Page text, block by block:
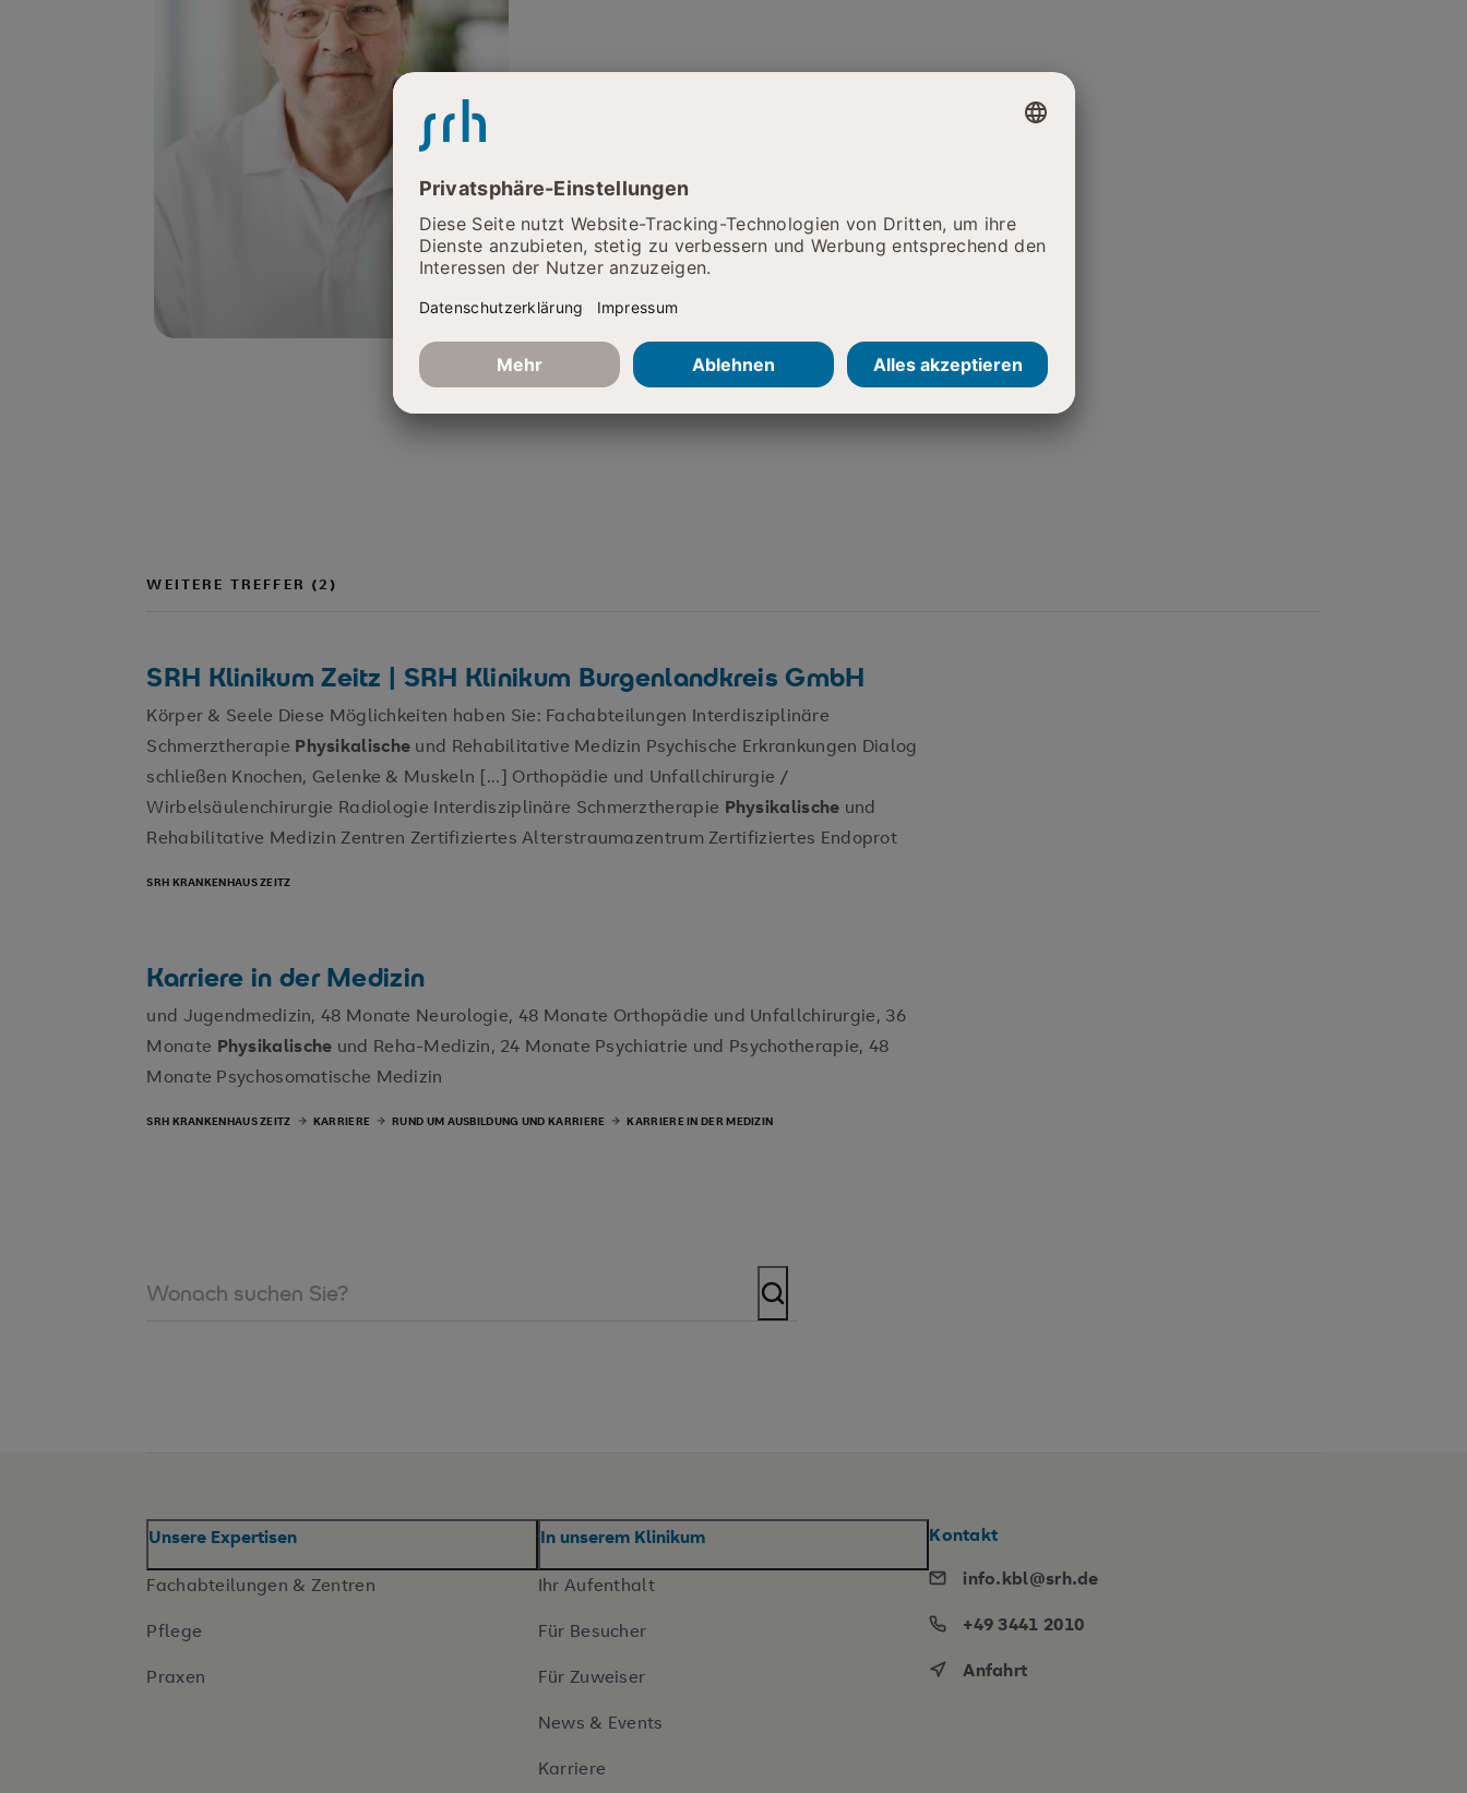
WEITERE TREFFER (2)
SRH Klinikum Zeitz | SRH Klinikum Burgenlandkreis GmbH
Körper & Seele Diese Möglichkeiten haben Sie: Fachabteilungen Interdisziplinäre
Schmerztherapie Physikalische und Rehabilitative Medizin Psychische Erkrankungen Dialog
schließen Knochen, Gelenke & Muskeln [...] Orthopädie und Unfallchirurgie /
Wirbelsäulenchirurgie Radiologie Interdisziplinäre Schmerztherapie Physikalische und
Rehabilitative Medizin Zentren Zertifiziertes Alterstraumazentrum Zertifiziertes Endoprot
SRH KRANKENHAUS ZEITZ
Karriere in der Medizin
und Jugendmedizin, 48 Monate Neurologie, 48 Monate Orthopädie und Unfallchirurgie, 36
Monate Physikalische und Reha-Medizin, 24 Monate Psychiatrie und Psychotherapie, 48
Monate Psychosomatische Medizin
SRH KRANKENHAUS ZEITZ KARRIERE RUND UM AUSBILDUNG UND KARRIERE KARRIERE IN DER MEDIZIN
Unsere Expertisen
Fachabteilungen & Zentren
Pflege
Praxen
In unserem Klinikum
Ihr Aufenthalt
Für Besucher
Für Zuweiser
News & Events
Karriere
Kontakt
info.kbl@srh.de
+49 3441 2010
Anfahrt